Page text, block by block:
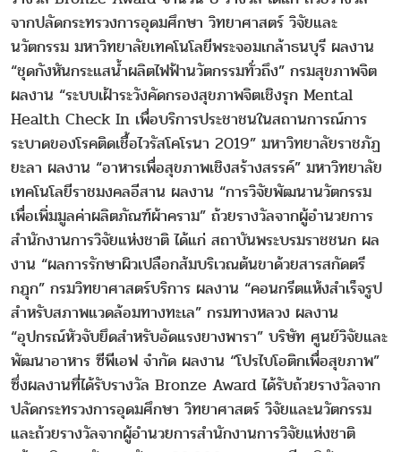
จากปลัดกระทรวงการอุดมศึกษา วิทยาศาสตร์ วิจัยและ
นวัตกรรม มหาวิทยาลัยเทคโนโลยีพระจอมเกล้าธนบุรี ผลงาน
“ชุดกังหันกระแสน้ำผลิตไฟฟ้านวัตกรรมทั่วถึง” กรมสุขภาพจิต
ผลงาน “ระบบเฝ้าระวังคัดกรองสุขภาพจิตเชิงรุก Mental
Health Check In เพื่อบริการประชาชนในสถานการณ์การ
ระบาดของโรคติดเชื้อไวรัสโคโรนา 2019” มหาวิทยาลัยราชภัฏ
ยะลา ผลงาน “อาหารเพื่อสุขภาพเชิงสร้างสรรค์” มหาวิทยาลัย
เทคโนโลยีราชมงคลอีสาน ผลงาน “การวิจัยพัฒนานวัตกรรม
เพื่อเพิ่มมูลค่าผลิตภัณฑ์ผ้าคราม” ถ้วยรางวัลจากผู้อำนวยการ
สำนักงานการวิจัยแห่งชาติ ได้แก่ สถาบันพระบรมราชชนก ผล
งาน “ผลการรักษาผิวเปลือกส้มบริเวณต้นขาด้วยสารสกัดตรี
กฏุก” กรมวิทยาศาสตร์บริการ ผลงาน “คอนกรีตแห้งสำเร็จรูป
สำหรับสภาพแวดล้อมทางทะเล” กรมทางหลวง ผลงาน
“อุปกรณ์หัวจับยึดสำหรับอัดแรงยางพารา” บริษัท ศูนย์วิจัยและ
พัฒนาอาหาร ซีพีเอฟ จำกัด ผลงาน “โปรไบโอติกเพื่อสุขภาพ”
ซึ่งผลงานที่ได้รับรางวัล Bronze Award ได้รับถ้วยรางวัลจาก
ปลัดกระทรวงการอุดมศึกษา วิทยาศาสตร์ วิจัยและนวัตกรรม
และถ้วยรางวัลจากผู้อำนวยการสำนักงานการวิจัยแห่งชาติ